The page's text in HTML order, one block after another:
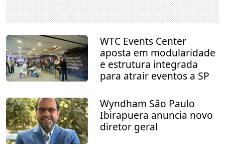
WTC Events Center
aposta em modularidade
e estrutura integrada
para atrair eventos a SP
Wyndham São Paulo
Ibirapuera anuncia novo
diretor geral